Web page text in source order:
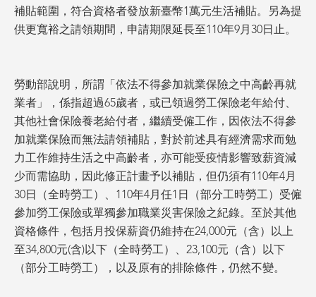
補貼範圍，符合資格者發放新臺幣1萬元生活補貼。另為提
供更寬裕之請領期間，申請期限延長至110年9月30日止。
勞動部說明，所謂「依法不得參加就業保險之中高齡再就
業者」，係指超過65歲者，或已領過勞工保險老年給付、
其他社會保險養老給付者，繼續受僱工作，因依法不得參
加就業保險而無法請領補貼，對於前述具有經濟需求而勉
力工作維持生活之中高齡者，亦可能受疫情影響致薪資減
少而需協助，因此修正計畫予以補貼，但仍須有110年4月
30日（全時勞工）、110年4月任1日（部分工時勞工）受僱
參加勞工保險或單獨參加職業災害保險之紀錄。至於其他
資格條件，包括月投保薪資仍維持在24,000元（含）以上
至34,800元(含)以下（全時勞工）、23,100元（含）以下
（部分工時勞工），以及原有的排除條件，仍然不變。